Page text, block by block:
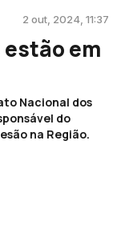
2 out, 2024, 11:37
em
Nacional dos
do
na Região.